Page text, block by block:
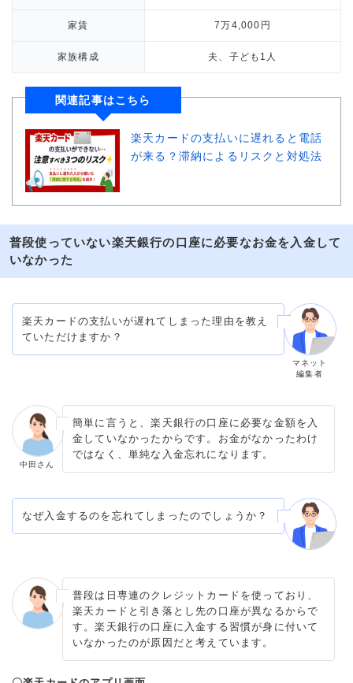
家賃 7万4,000円
家族構成 夫、子ども1人
関連記事はこちら
楽天カードの支払いに遅れると電話
が来る？滞納によるリスクと対処法
普段使っていない楽天銀行の口座に必要なお金を入金して
いなかった
楽天カードの支払いが遅れてしまった理由を教え
ていただけますか？
マネット
編集者
中田さん
簡単に言うと、楽天銀行の口座に必要な金額を入
金していなかったからです。お金がなかったわけ
ではなく、単純な入金忘れになります。
なぜ入金するのを忘れてしまったのでしょうか？
普段は日専連のクレジットカードを使っており、
楽天カードと引き落とし先の口座が異なるからで
す。楽天銀行の口座に入金する習慣が身に付いて
いなかったのが原因だと考えています。